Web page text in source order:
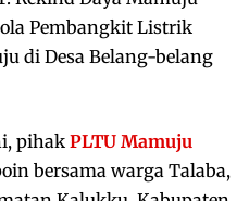
Pembangkit Listrik
di Desa Belang-belang
pihak PLTU Mamuju
bersama warga Talaba,